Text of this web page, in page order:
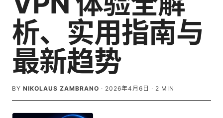
析、实用指南与
最新趋势
BY NIKOLAUS ZAMBRANO · 2026年4月6日 · 2 MIN